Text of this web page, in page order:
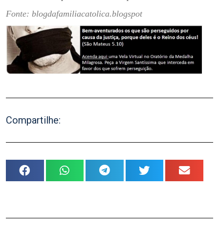
Fonte: blogdafamiliacatolica.blogspot
Compartilhe: